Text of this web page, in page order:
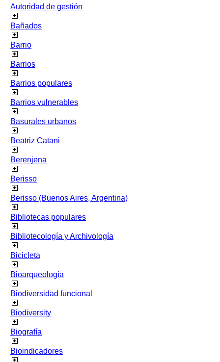
Autoridad de gestión
Bañados
Barrio
Barrios
Barrios populares
Barrios vulnerables
Basurales urbanos
Beatriz Catani
Berenjena
Berisso
Berisso (Buenos Aires, Argentina)
Bibliotecas populares
Bibliotecología y Archivología
Bicicleta
Bioarqueología
Biodiversidad funcional
Biodiversity
Biografía
Bioindicadores